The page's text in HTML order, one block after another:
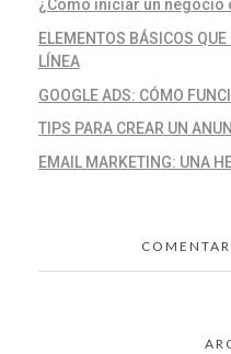
¿Cómo iniciar un negocio
ELEMENTOS BÁSICOS
LÍNEA
GOOGLE ADS: CÓMO
TIPS PARA CREAR UN
EMAIL MARKETING: UNA